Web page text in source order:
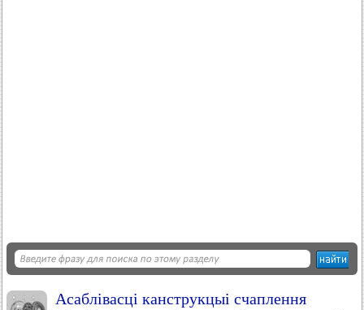
Асаблівасці канструкцыі счаплення